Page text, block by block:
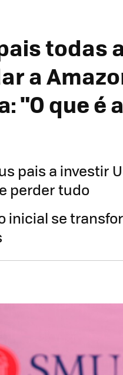
todas
a
"O que é a
pais a investir
perder tudo
inicial se